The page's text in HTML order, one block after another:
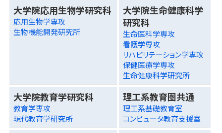
大学院応用生物学研究科
応用生物学専攻
生物機能開発研究所
大学院生命健康科学
研究科
生命医科学専攻
看護学専攻
リハビリテーション学専攻
保健医療学専攻
生命健康科学研究所
大学院教育学研究科
教育学専攻
現代教育学研究所
理工系教育圏共通
理工系基礎教育室
コンピュータ教育支援室